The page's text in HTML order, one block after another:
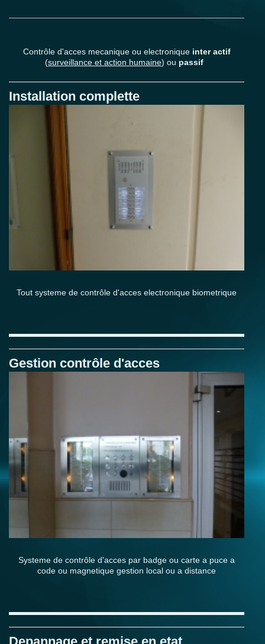
Contrôle d'acces mecanique ou electronique inter actif
(surveillance et action humaine) ou passif
Installation complette
Tout systeme de contrôle d'acces electronique biometrique
Gestion contrôle d'acces
Systeme de contrôle d'acces par badge ou carte a puce a
code ou magnetique gestion local ou a distance